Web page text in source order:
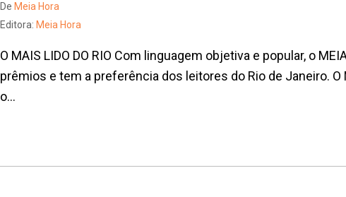
De Meia Hora
Editora: Meia Hora
O MAIS LIDO DO RIO Com linguagem objetiva e popular, o
prêmios e tem a preferência dos leitores do Rio de Janeiro. O
o...
Whatsapp